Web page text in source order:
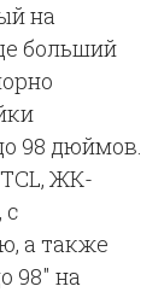
на
больший
98 дюймов.
ЖК-
с
а также
98″ на